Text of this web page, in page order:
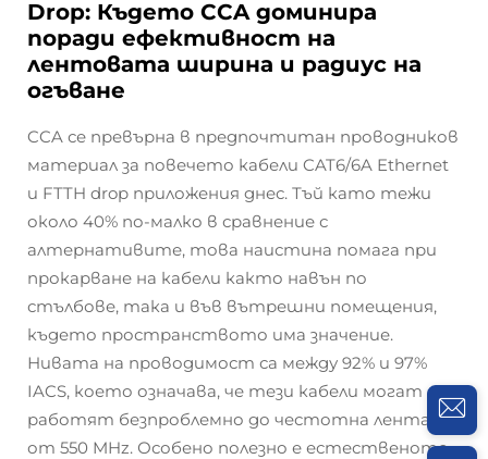
Drop: Където CCA доминира
поради ефективност на
лентовата ширина и радиус на
огъване
CCA се превърна в предпочтитан проводников
материал за повечето кабели CAT6/6A Ethernet
и FTTH drop приложения днес. Тъй като тежи
около 40% по-малко в сравнение с
алтернативите, това наистина помага при
прокарване на кабели както навън по
стълбове, така и във вътрешни помещения,
където пространството има значение.
Нивата на проводимост са между 92% и 97%
IACS, което означава, че тези кабели могат да
работят безпроблемно до честотна лента
от 550 MHz. Особено полезно е естественото